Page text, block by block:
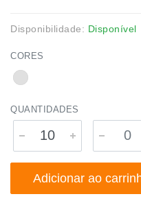
Disponibilidade: Disponível
CORES
QUANTIDADES
Adicionar ao